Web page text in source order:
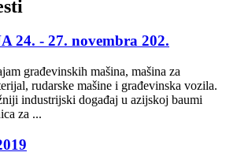
24. - 27. novembra 202.
građevinskih mašina, mašina za
rudarske mašine i građevinska vozila.
industrijski događaj u azijskoj baumi
za ...